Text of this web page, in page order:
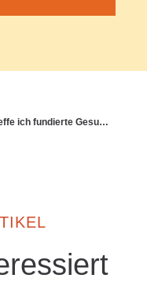
Wie treffe ich fundierte Gesundheitsentscheidungen?